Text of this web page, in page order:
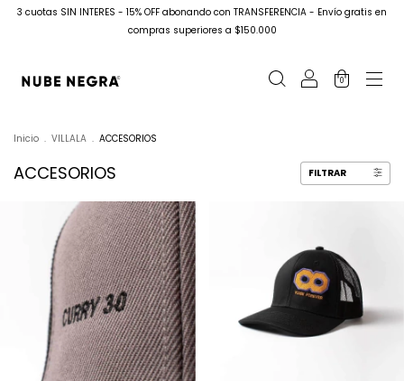
3 cuotas SIN INTERES - 15% OFF abonando con TRANSFERENCIA - Envío gratis en
compras superiores a $150.000
0
Inicio . VILLALA . ACCESORIOS
ACCESORIOS FILTRAR